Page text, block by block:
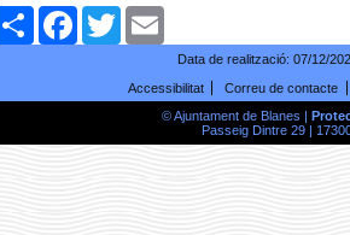
ComparteixFacebookTwitter
Data de realització: 07/12/
Accessibilitat
Correu de contacte
© Ajuntament de Blanes |
Passeig Dintre 29 |